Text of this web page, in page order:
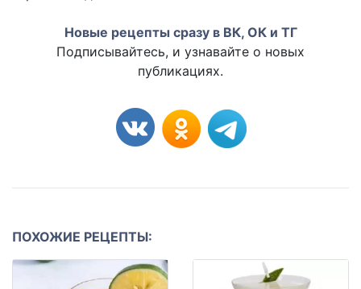
Новые рецепты сразу в ВК, ОК и ТГ
Подписывайтесь, и узнавайте о новых
публикациях.
ПОХОЖИЕ РЕЦЕПТЫ: